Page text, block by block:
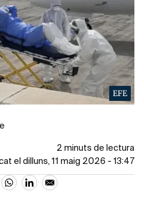
EFE
2 minuts de lectura
el dilluns, 11 maig 2026 - 13:47